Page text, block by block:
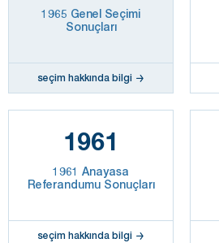
1965 Genel Seçimi
Sonuçları
seçim hakkında bilgi
1961
1961 Anayasa
Referandumu Sonuçları
seçim hakkında bilgi